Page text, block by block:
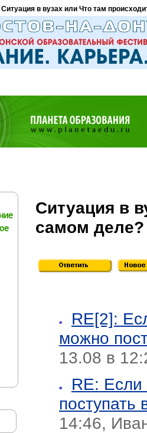
Ситуация в вузах или Что там
Ситуация в
самом деле?
RE[2]:
можно
13.08 в
RE:
поступать
14:46,